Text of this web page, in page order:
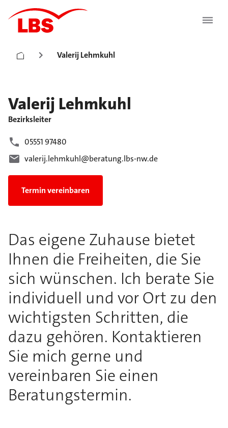
Valerij Lehmkuhl
Valerij Lehmkuhl
Bezirksleiter
05551 97480
valerij.lehmkuhl@beratung.lbs-nw.de
Termin vereinbaren
Das eigene Zuhause bietet
Ihnen die Freiheiten, die Sie
sich wünschen. Ich berate Sie
individuell und vor Ort zu den
wichtigsten Schritten, die
dazu gehören. Kontaktieren
Sie mich gerne und
vereinbaren Sie einen
Beratungstermin.